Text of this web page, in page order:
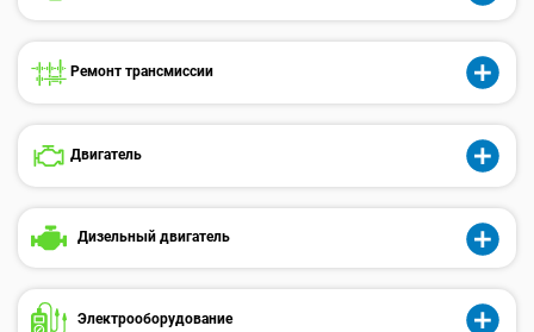
Ремонт трансмиссии
Двигатель
Дизельный двигатель
Электрооборудованиe